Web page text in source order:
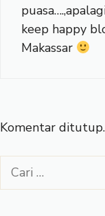
keep happy
Makassar
Komentar ditutup.
Cari